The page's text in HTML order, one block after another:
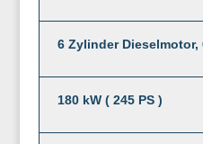
6 Zylinder Dieselmotor,
180 kW ( 245 PS )